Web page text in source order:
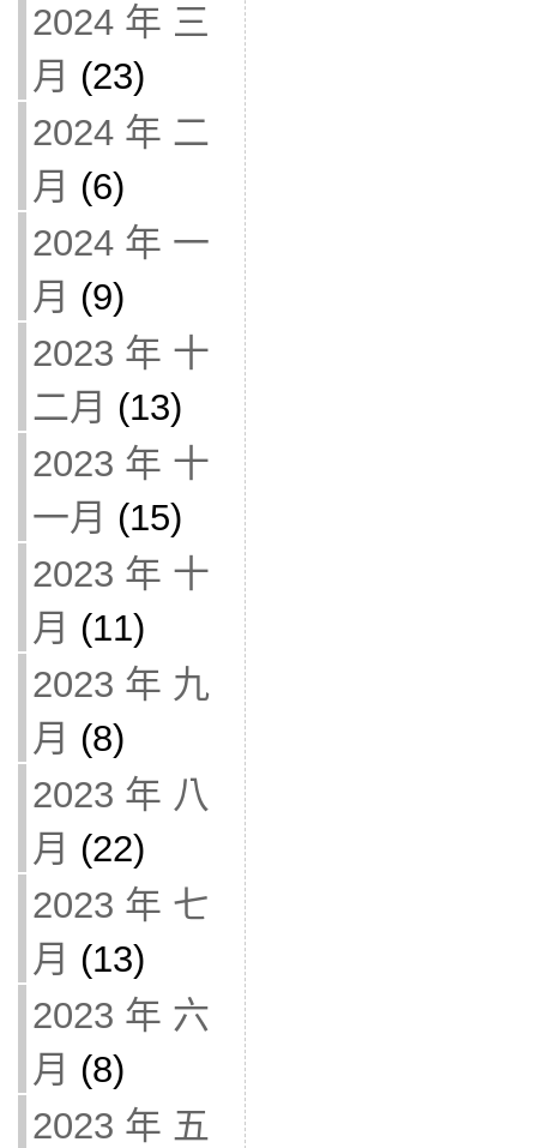
2024 年 三
月 (23)
2024 年 二
月 (6)
2024 年 一
月 (9)
2023 年 十
二月 (13)
2023 年 十
一月 (15)
2023 年 十
月 (11)
2023 年 九
月 (8)
2023 年 八
月 (22)
2023 年 七
月 (13)
2023 年 六
月 (8)
2023 年 五